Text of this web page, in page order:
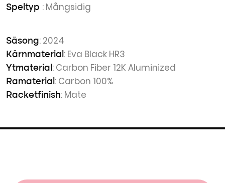
Speltyp : Mångsidig
Säsong: 2024
Kärnmaterial : Eva Black HR3
Ytmaterial : Carbon Fiber 12K Aluminized
Ramaterial : Carbon 100%
Racketfinish: Mate